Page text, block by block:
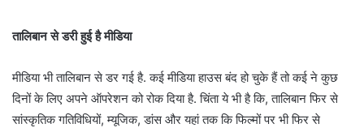
तालिबान से डरी हुई है मीडिया
मीडिया भी तालिबान से डर गई है. कई मीडिया हाउस बंद हो चुके हैं तो कई ने कुछ
दिनों के लिए अपने ऑपरेशन को रोक दिया है. चिंता ये भी है कि, तालिबान फिर से
सांस्कृतिक गतिविधियों, म्यूजिक, डांस और यहां तक कि फिल्मों पर भी फिर से